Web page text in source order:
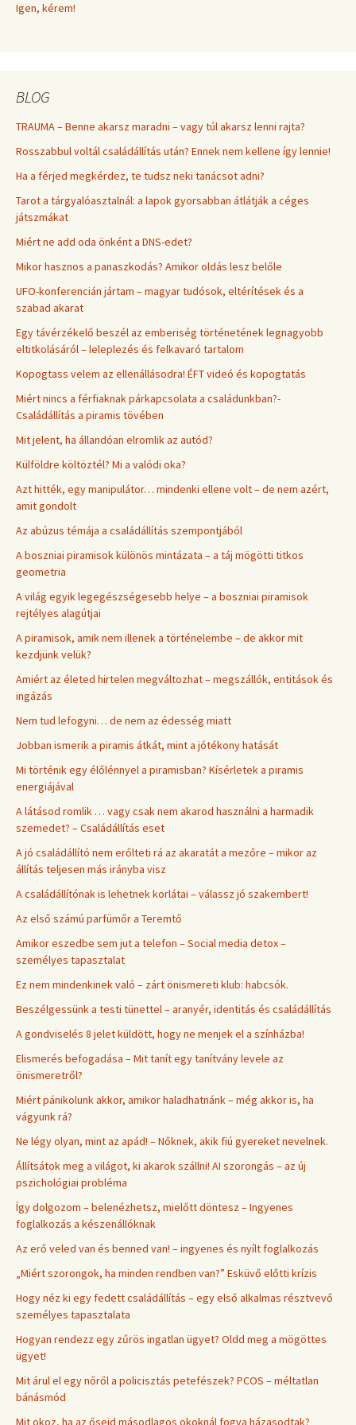
Igen, kérem!
BLOG
TRAUMA – Benne akarsz maradni – vagy túl akarsz lenni rajta?
Rosszabbul voltál családállítás után? Ennek nem kellene így lennie!
Ha a férjed megkérdez, te tudsz neki tanácsot adni?
Tarot a tárgyalóasztalnál: a lapok gyorsabban átlátják a céges
játszmákat
Miért ne add oda önként a DNS-edet?
Mikor hasznos a panaszkodás? Amikor oldás lesz belőle
UFO-konferencián jártam – magyar tudósok, eltérítések és a
szabad akarat
Egy távérzékelő beszél az emberiség történetének legnagyobb
eltitkolásáról – leleplezés és felkavaró tartalom
Kopogtass velem az ellenállásodra! ÉFT videó és kopogtatás
Miért nincs a férfiaknak párkapcsolata a családunkban?-
Családállítás a piramis tövében
Mit jelent, ha állandóan elromlik az autód?
Külföldre költöztél? Mi a valódi oka?
Azt hitték, egy manipulátor… mindenki ellene volt – de nem azért,
amit gondolt
Az abúzus témája a családállítás szempontjából
A boszniai piramisok különös mintázata – a táj mögötti titkos
geometria
A világ egyik legegészségesebb helye – a boszniai piramisok
rejtélyes alagútjai
A piramisok, amik nem illenek a történelembe – de akkor mit
kezdjünk velük?
Amiért az életed hirtelen megváltozhat – megszállók, entitások és
ingázás
Nem tud lefogyni… de nem az édesség miatt
Jobban ismerik a piramis átkát, mint a jótékony hatását
Mi történik egy élőlénnyel a piramisban? Kísérletek a piramis
energiájával
A látásod romlik … vagy csak nem akarod használni a harmadik
szemedet? – Családállítás eset
A jó családállító nem erőlteti rá az akaratát a mezőre – mikor az
állítás teljesen más irányba visz
A családállítónak is lehetnek korlátai – válassz jó szakembert!
Az első számú parfümőr a Teremtő
Amikor eszedbe sem jut a telefon – Social media detox –
személyes tapasztalat
Ez nem mindenkinek való – zárt önismereti klub: habcsók.
Beszélgessünk a testi tünettel – aranyér, identitás és családállítás
A gondviselés 8 jelet küldött, hogy ne menjek el a színházba!
Elismerés befogadása – Mit tanít egy tanítvány levele az
önismeretről?
Miért pánikolunk akkor, amikor haladhatnánk – még akkor is, ha
vágyunk rá?
Ne légy olyan, mint az apád! – Nőknek, akik fiú gyereket nevelnek.
Állítsátok meg a világot, ki akarok szállni! AI szorongás – az új
pszichológiai probléma
Így dolgozom – belenézhetsz, mielőtt döntesz – Ingyenes
foglalkozás a készenállóknak
Az erő veled van és benned van! – ingyenes és nyílt foglalkozás
„Miért szorongok, ha minden rendben van?” Esküvő előtti krízis
Hogy néz ki egy fedett családállítás – egy első alkalmas résztvevő
személyes tapasztalata
Hogyan rendezz egy zűrös ingatlan ügyet? Oldd meg a mögöttes
ügyet!
Mit árul el egy nőről a policisztás petefészek? PCOS – méltatlan
bánásmód
Mit okoz, ha az őseid másodlagos okoknál fogva házasodtak?